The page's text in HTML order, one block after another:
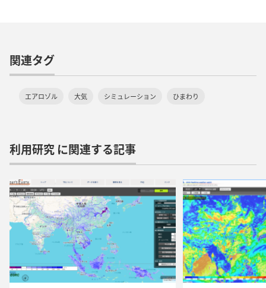
関連タグ
エアロゾル 大気 シミュレーション ひまわり
利用研究 に関連する記事